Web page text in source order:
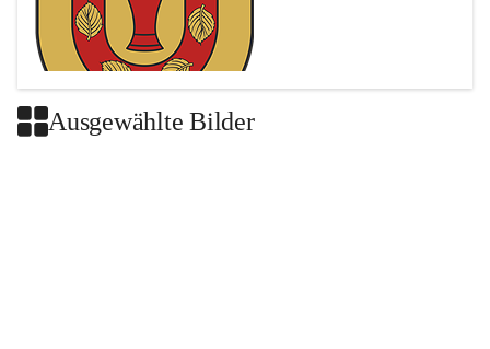
Ausgewählte Bilder